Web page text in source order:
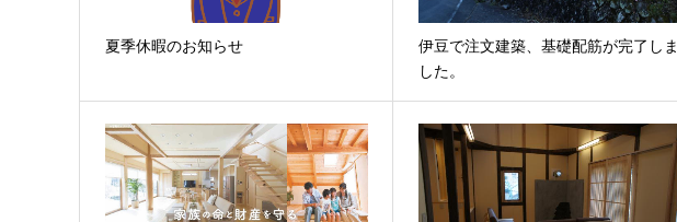
夏季休暇のお知らせ
伊豆で注文建築、基礎配筋が完了しま
した。